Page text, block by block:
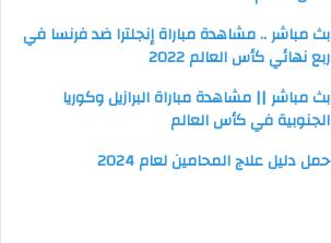
بث مباشر .. مشاهدة مباراة إنجلترا ضد فرنسا في
ربع نهائي كأس العالم 2022
بث مباشر || مشاهدة مباراة البرازيل وكوريا
الجنوبية في كأس العالم
حمل دليل علاج المحامين لعام 2024